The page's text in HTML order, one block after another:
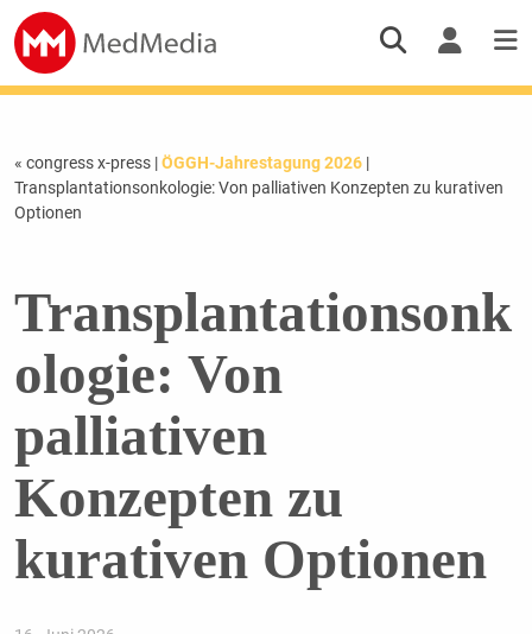
« congress x-press |ÖGGH-Jahrestagung 2026|
Transplantationsonkologie: Von palliativen Konzepten zu kurativen
Optionen
Transplantationsonk
ologie: Von
palliativen
Konzepten zu
kurativen Optionen